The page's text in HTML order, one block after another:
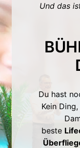
Und das
Du hast
Kein
beste